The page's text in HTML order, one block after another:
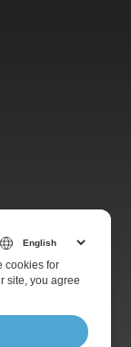
cookies for
site, you agree